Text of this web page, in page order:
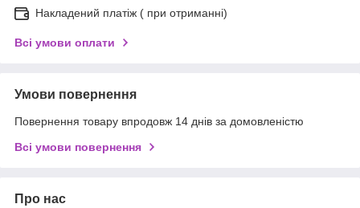
Накладений платіж ( при отриманні)
Всі умови оплати
Умови повернення
Повернення товару впродовж 14 днів за домовленістю
Всі умови повернення
Про нас